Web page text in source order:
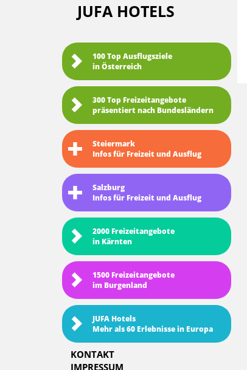
JUFA HOTELS
100 Top Ausflugsziele
in Österreich
300 Top Freizeitangebote
präsentiert nach Bundesländern
Steiermark
Infos für Freizeit und Ausflug
Salzburg
Infos für Freizeit und Ausflug
2000 Freizeitangebote
in Kärnten
1500 Freizeitangebote
im Burgenland
JUFA Hotels
Mehr als 60 Erlebnisse in Europa
KONTAKT
IMPRESSUM